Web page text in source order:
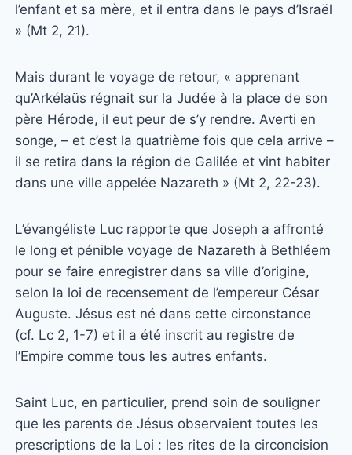
l’enfant et sa mère, et il entra dans le pays d’Israël
» (Mt 2, 21).
Mais durant le voyage de retour, « apprenant
qu’Arkélaüs régnait sur la Judée à la place de son
père Hérode, il eut peur de s’y rendre. Averti en
songe, – et c’est la quatrième fois que cela arrive –
il se retira dans la région de Galilée et vint habiter
dans une ville appelée Nazareth » (Mt 2, 22-23).
L’évangéliste Luc rapporte que Joseph a affronté
le long et pénible voyage de Nazareth à Bethléem
pour se faire enregistrer dans sa ville d’origine,
selon la loi de recensement de l’empereur César
Auguste. Jésus est né dans cette circonstance
(cf. Lc 2, 1-7) et il a été inscrit au registre de
l’Empire comme tous les autres enfants.
Saint Luc, en particulier, prend soin de souligner
que les parents de Jésus observaient toutes les
prescriptions de la Loi : les rites de la circoncision